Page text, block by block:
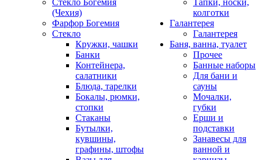
Стекло Богемия
(Чехия)
Фарфор Богемия
Стекло
Кружки, чашки
Банки
Контейнера,
салатники
Блюда, тарелки
Бокалы, рюмки,
стопки
Стаканы
Бутылки,
кувшины,
графины, штофы
Тапки, носки,
колготки
Галантерея
Галантерея
Баня, ванна, туалет
Прочее
Банные наборы
Для бани и
сауны
Мочалки,
губки
Ерши и
подставки
Занавесы для
ванной и